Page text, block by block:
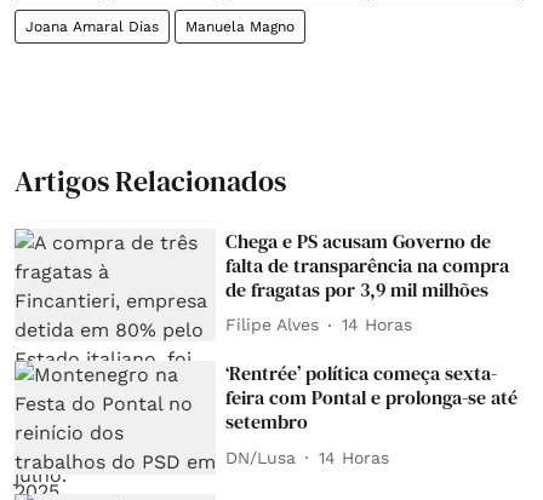
Joana Amaral Dias Manuela Magno
Artigos Relacionados
Chega e PS acusam Governo de
falta de transparência na compra
de fragatas por 3,9 mil milhões
Filipe Alves 14 Horas
‘Rentrée’ política começa sexta-
feira com Pontal e prolonga-se até
setembro
DN/Lusa 14 Horas